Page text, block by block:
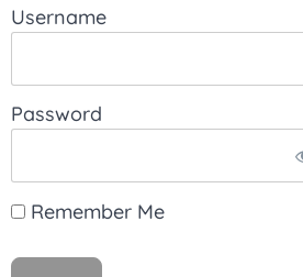
Username
Password
Remember Me